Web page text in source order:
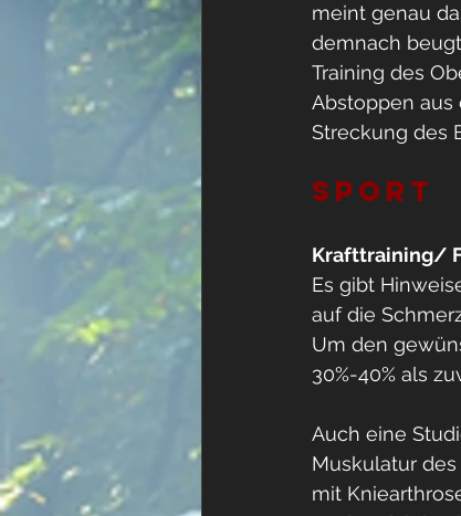
meint genau
demnach
Training des
Abstoppen aus
Streckung des
Sport
Krafttraining/
Es gibt
auf die
Um den
30%-40% als
Auch eine
Muskulatur
mit